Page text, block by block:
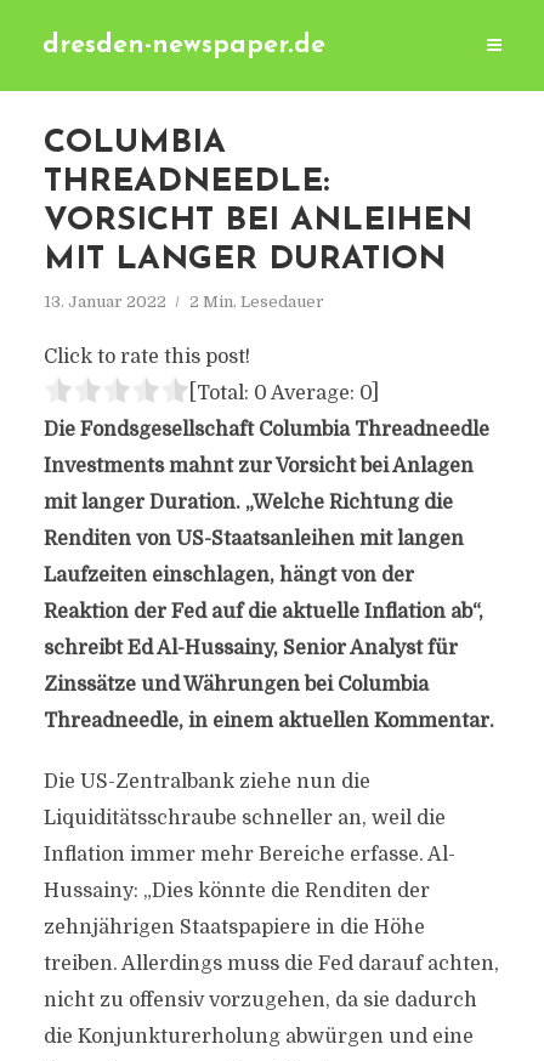
dresden-newspaper.de
COLUMBIA
THREADNEEDLE:
VORSICHT BEI ANLEIHEN
MIT LANGER DURATION
13. Januar 2022 2 Min. Lesedauer
Click to rate this post!
[Total: 0 Average: 0]
Die Fondsgesellschaft Columbia Threadneedle
Investments mahnt zur Vorsicht bei Anlagen
mit langer Duration. „Welche Richtung die
Renditen von US-Staatsanleihen mit langen
Laufzeiten einschlagen, hängt von der
Reaktion der Fed auf die aktuelle Inflation ab“,
schreibt Ed Al-Hussainy, Senior Analyst für
Zinssätze und Währungen bei Columbia
Threadneedle, in einem aktuellen Kommentar.
Die US-Zentralbank ziehe nun die
Liquiditätsschraube schneller an, weil die
Inflation immer mehr Bereiche erfasse. Al-
Hussainy: „Dies könnte die Renditen der
zehnjährigen Staatspapiere in die Höhe
treiben. Allerdings muss die Fed darauf achten,
nicht zu offensiv vorzugehen, da sie dadurch
die Konjunkturerholung abwürgen und eine